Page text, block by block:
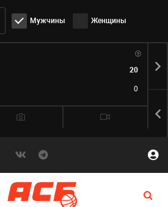
Мужчины Женщины
20
0